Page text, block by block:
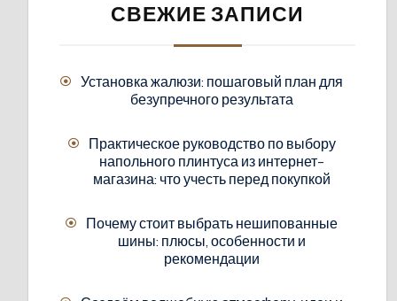
СВЕЖИЕ ЗАПИСИ
Установка жалюзи: пошаговый план для
безупречного результата
Практическое руководство по выбору
напольного плинтуса из интернет-
магазина: что учесть перед покупкой
Почему стоит выбрать нешипованные
шины: плюсы, особенности и
рекомендации